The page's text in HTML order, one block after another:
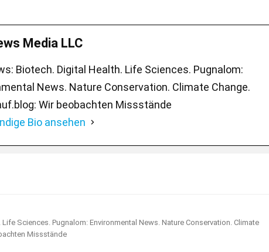
Media LLC
Biotech. Digital Health. Life Sciences. Pugnalom:
News. Nature Conservation. Climate Change.
Wir beobachten Missstände
Bio ansehen
Sciences. Pugnalom: Environmental News. Nature Conservation. Climate
Missstände